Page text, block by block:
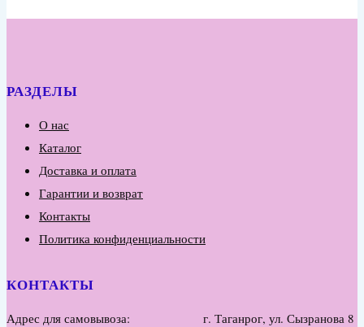
РАЗДЕЛЫ
О нас
Каталог
Доставка и оплата
Гарантии и возврат
Контакты
Политика конфиденциальности
КОНТАКТЫ
Адрес для самовывоза: г. Таганрог, ул. Сызранова 8